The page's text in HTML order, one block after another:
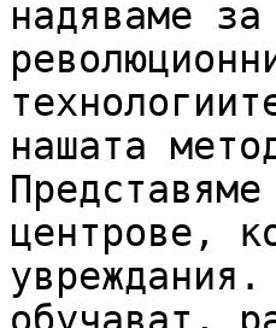
надяваме
нашата
центрове,